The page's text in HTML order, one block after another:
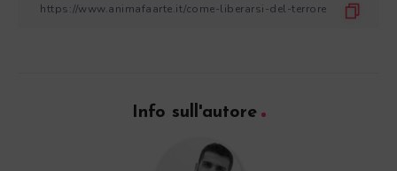
Info sull'autore